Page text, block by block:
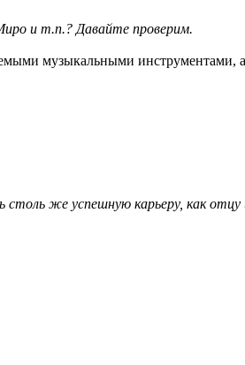
и т.п.? Давайте проверим.
музыкальными инструментами,
же успешную карьеру, как